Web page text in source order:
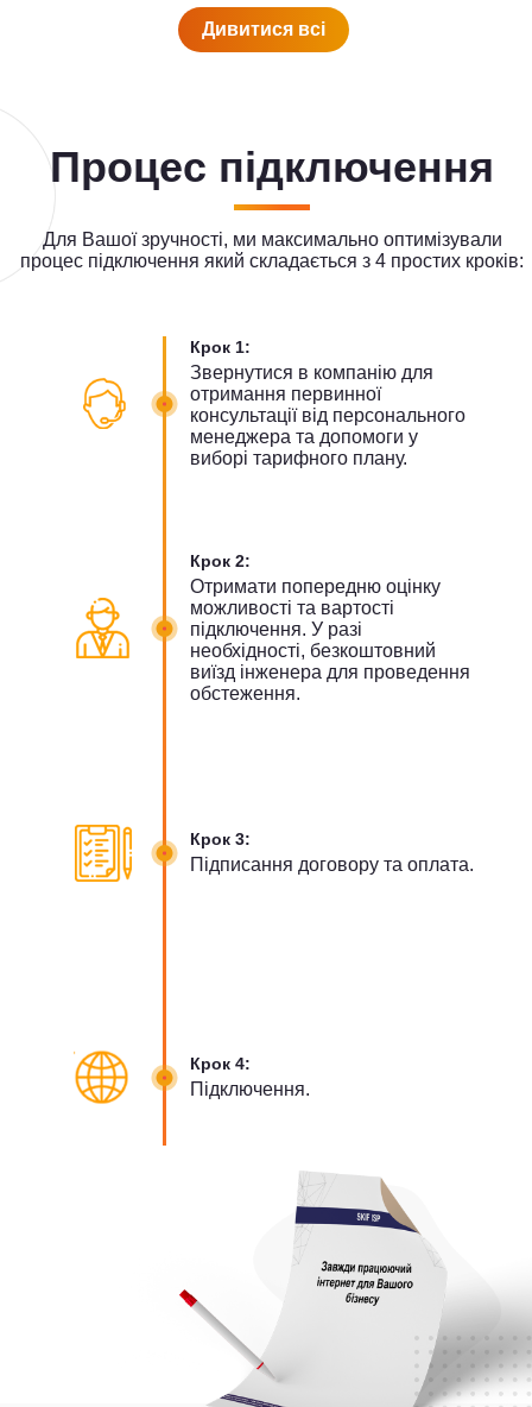
Дивитися всi
Процес підключення
Для Вашої зручності, ми максимально оптимізували
процес підключення який складається з 4 простих кроків:
Крок 1:
Звернутися в компанію для
отримання первинної
консультації від персонального
менеджера та допомоги у
виборі тарифного плану.
Крок 2:
Отримати попередню оцінку
можливості та вартості
підключення. У разі
необхідності, безкоштовний
виїзд інженера для проведення
обстеження.
Крок 3:
Підписання договору та оплата.
Крок 4:
Підключення.